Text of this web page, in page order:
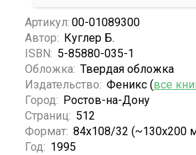
Артикул: 00-01089300
Автор: Куглер Б.
ISBN: 5-85880-035-1
Обложка: Твердая обложка
Издательство: Феникс (все
Город: Ростов-на-Дону
Страниц: 512
Формат: 84x108/32 (~130х200
Год: 1995